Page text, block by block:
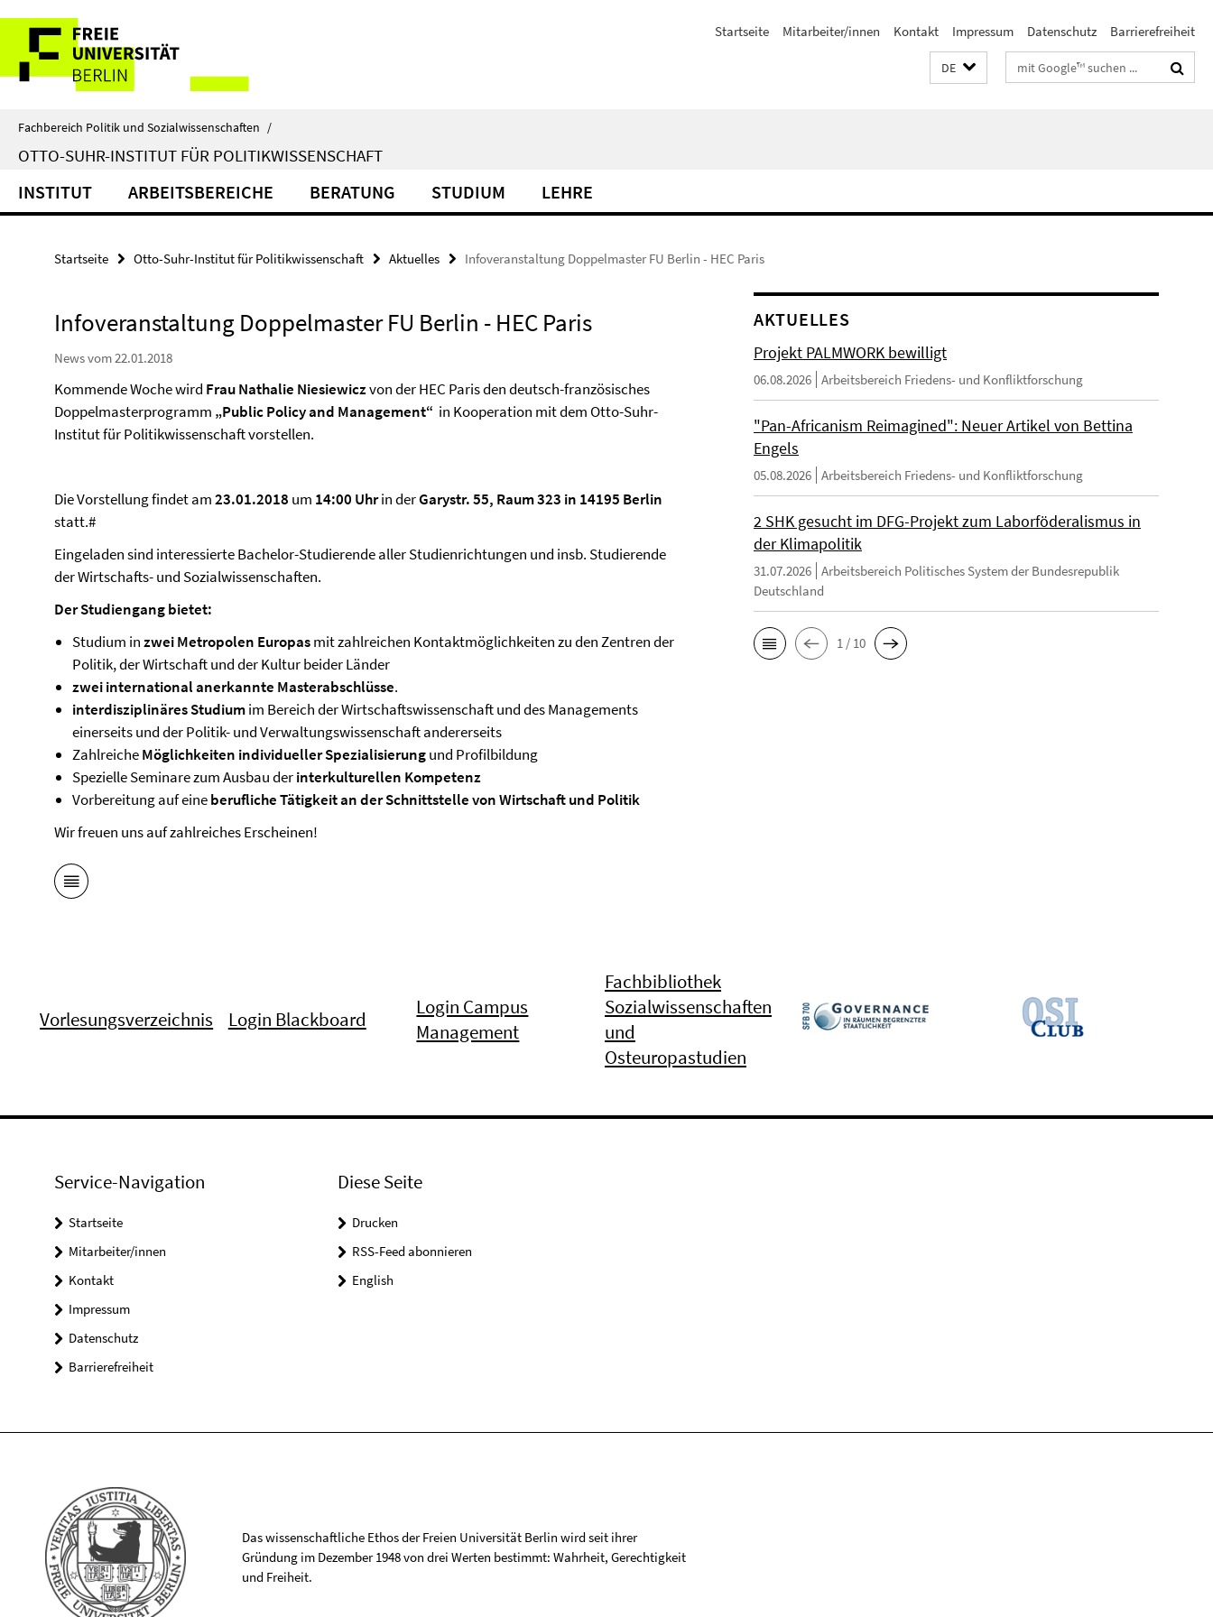
direkt
Inhalt
Service-
Navigation
Startseite Mitarbeiter/innen Kontakt Impressum Datenschutz Barrierefreiheit
DE Suchbegriffe
Fachbereich Politik und Sozialwissenschaften /
OTTO-SUHR-INSTITUT FÜR POLITIKWISSENSCHAFT
INSTITUT ARBEITSBEREICHE BERATUNG STUDIUM LEHRE
Startseite Otto-Suhr-Institut für Politikwissenschaft Aktuelles Infoveranstaltung Doppelmaster FU Berlin - HEC Paris
Infoveranstaltung Doppelmaster FU Berlin - HEC Paris
News vom 22.01.2018
Kommende Woche wird Frau Nathalie Niesiewiczvon der HEC Paris den deutsch-französisches
Doppelmasterprogramm „Public Policy and Management“ in Kooperation mit dem Otto-Suhr-
Institut für Politikwissenschaft vorstellen.
Die Vorstellung findet am23.01.2018 um 14:00 Uhrin derGarystr. 55, Raum 323 in 14195 Berlin
statt.#
Eingeladen sind interessierte Bachelor-Studierende aller Studienrichtungen und insb. Studierende
der Wirtschafts- und Sozialwissenschaften.
Der Studiengang bietet:
Studium inzwei Metropolen Europasmit zahlreichen Kontaktmöglichkeiten zu den Zentren der
Politik, der Wirtschaft und der Kultur beider Länder
zwei international anerkannte Masterabschlüsse.
interdisziplinäres Studiumim Bereich der Wirtschaftswissenschaft und des Managements
einerseits und der Politik- und Verwaltungswissenschaft andererseits
ZahlreicheMöglichkeiten individueller Spezialisierungund Profilbildung
Spezielle Seminare zum Ausbau derinterkulturellen Kompetenz
Vorbereitung auf eineberufliche Tätigkeit an der Schnittstelle von Wirtschaft und Politik
Wir freuen uns auf zahlreiches Erscheinen!
AKTUELLES
Projekt PALMWORK bewilligt
06.08.2026 Arbeitsbereich Friedens- und Konfliktforschung
"Pan-Africanism Reimagined": Neuer Artikel von Bettina
Engels
05.08.2026 Arbeitsbereich Friedens- und Konfliktforschung
2 SHK gesucht im DFG-Projekt zum Laborföderalismus in
der Klimapolitik
31.07.2026 Arbeitsbereich Politisches System der Bundesrepublik
Deutschland
1 / 10
Vorlesungsverzeichnis Login Blackboard
Login Campus
Management
Fachbibliothek
Sozialwissenschaften
und
Osteuropastudien
Service-Navigation
Startseite
Mitarbeiter/innen
Kontakt
Impressum
Datenschutz
Barrierefreiheit
Diese Seite
Drucken
RSS-Feed abonnieren
English
Das wissenschaftliche Ethos der Freien Universität Berlin wird seit ihrer
Gründung im Dezember 1948 von drei Werten bestimmt: Wahrheit, Gerechtigkeit
und Freiheit.